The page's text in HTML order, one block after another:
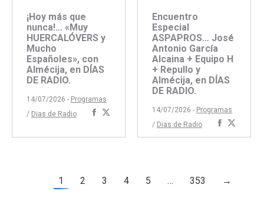
¡Hoy más que
nunca!… «Muy
HUERCALÓVERS y
Mucho
Españoles», con
Almécija, en DÍAS
DE RADIO.
14/07/2026 - Programas
/ Dias de Radio
Compartir
Facebook
Twitter
Encuentro
Especial
ASPAPROS… José
Antonio García
Alcaina + Equipo H
+ Repullo y
Almécija, en DÍAS
DE RADIO.
14/07/2026 - Programas
/ Dias de Radio
Compartir
concon
1 2 3 4 5 … 353 →